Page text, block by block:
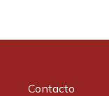
Contacto